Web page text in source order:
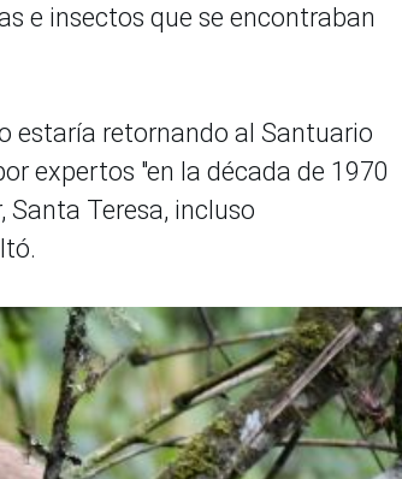
e insectos que se encontraban
estaría retornando al Santuario
expertos "en la década de 1970
Santa Teresa, incluso